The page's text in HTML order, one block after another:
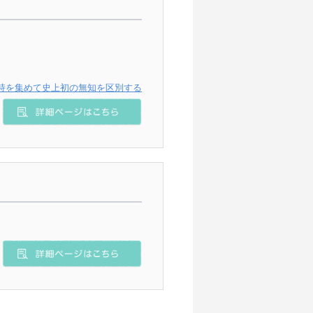
を集めて史上初の無知を区別する